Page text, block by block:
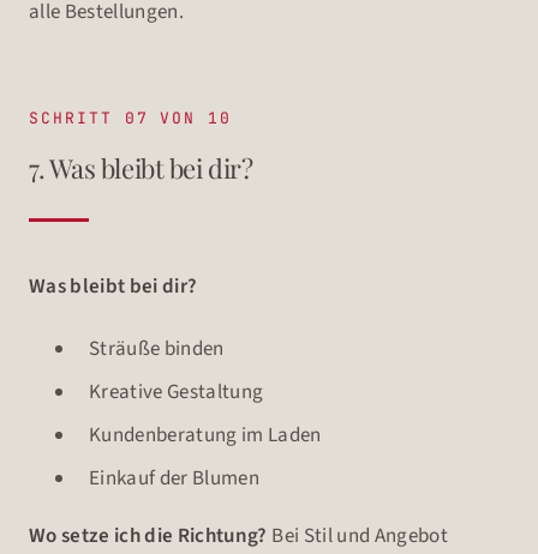
alle Bestellungen.
SCHRITT 07 VON 10
7. Was bleibt bei dir?
Was bleibt bei dir?
Sträuße binden
Kreative Gestaltung
Kundenberatung im Laden
Einkauf der Blumen
Wo setze ich die Richtung? Bei Stil und Angebot